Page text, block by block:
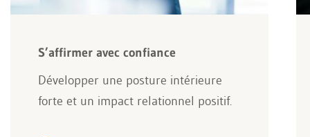
S’affirmer avec confiance
Développer une posture intérieure
forte et un impact relationnel positif.